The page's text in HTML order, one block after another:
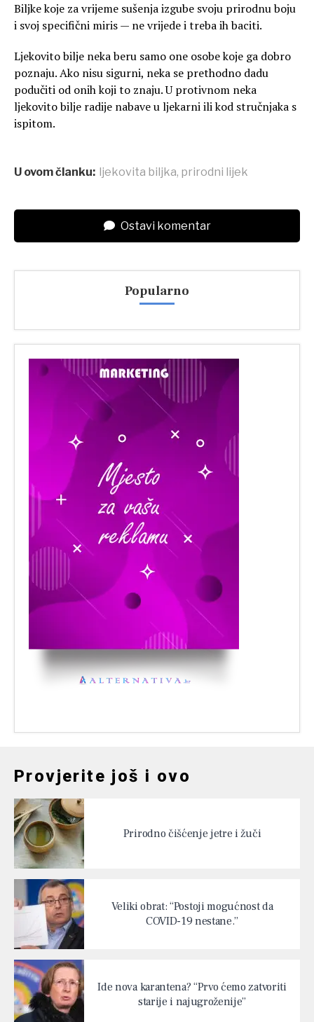
Biljke koje za vrijeme sušenja izgube svoju prirodnu boju
i svoj specifični miris — ne vrijede i treba ih baciti.
Ljekovito bilje neka beru samo one osobe koje ga dobro
poznaju. Ako nisu sigurni, neka se prethodno dadu
podučiti od onih koji to znaju. U protivnom neka
ljekovito bilje radije nabave u ljekarni ili kod stručnjaka s
ispitom.
U ovom članku: ljekovita biljka, prirodni lijek
Ostavi komentar
Popularno
Provjerite još i ovo
Prirodno čišćenje jetre i žuči
Veliki obrat: “Postoji mogućnost da
COVID-19 nestane.”
Ide nova karantena? “Prvo ćemo zatvoriti
starije i najugroženije”